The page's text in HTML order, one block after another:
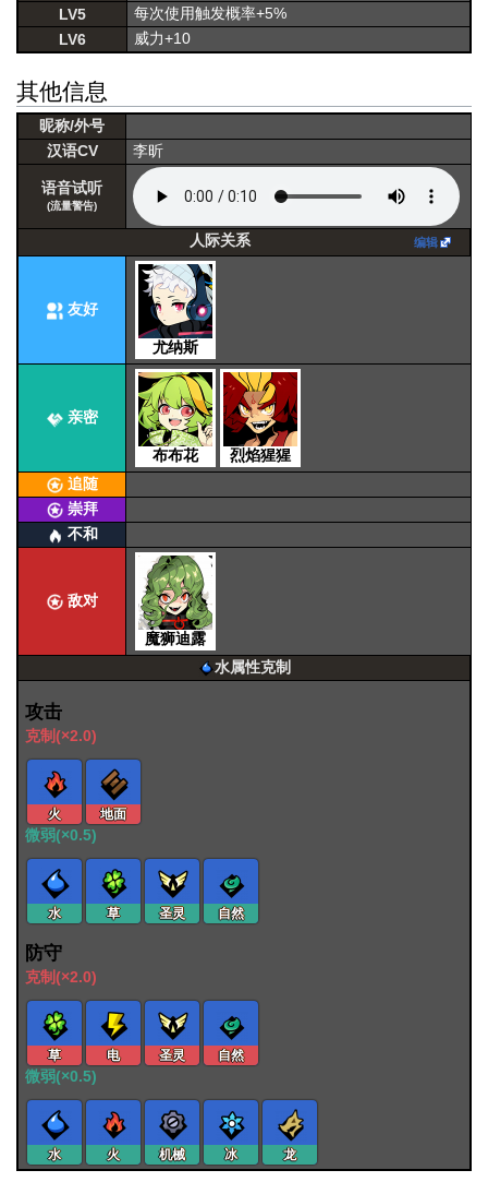
LV5
每次使用触发概率+5%
LV6
威力+10
其他信息
昵称/外号
汉语CV
李昕
语音试听
(流量警告)
人际关系 编辑
友好
尤纳斯
亲密
布布花
烈焰猩猩
追随
崇拜
不和
敌对
魔狮迪露
水属性克制
攻击
克制(×2.0)
火 地面
微弱(×0.5)
水 草 圣灵 自然
防守
克制(×2.0)
草 电 圣灵 自然
微弱(×0.5)
水 火 机械 冰 龙